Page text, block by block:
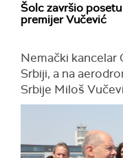
Šolc završio
premijer Vučević
Nemački kancelar
Srbiji, a na
Srbije Miloš
Šolc je sa
Beogradu,gde ga
dočekao